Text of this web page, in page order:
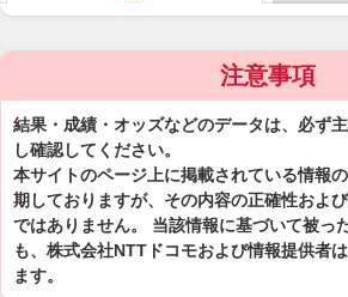
注意事項
結果・成績・オッズなどのデータは、必ず
し確認してください。
本サイトのページ上に掲載されている情報
期しておりますが、その内容の正確性およ
ではありません。 当該情報に基づいて被っ
も、株式会社NTTドコモおよび情報提供者
ます。